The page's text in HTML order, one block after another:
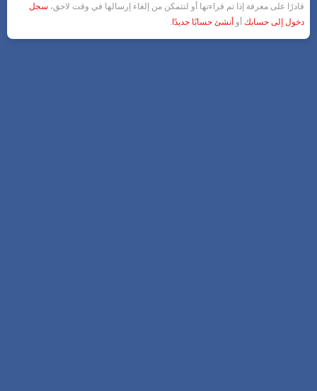
قادرًا على معرفة إذا تم قراءتها أو لتتمكن من إلغاء إرسالها في وقت لاحق، سجل
دخول إلى حسابك أو أنشئ حسابًا جديدًا .